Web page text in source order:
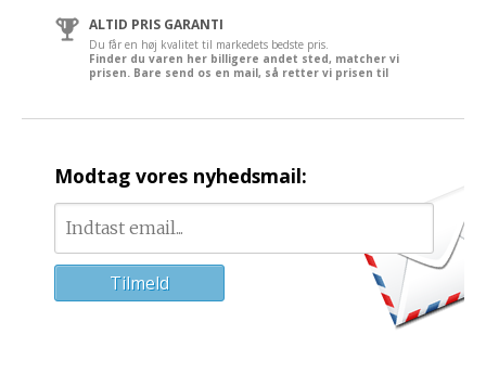
ALTID PRIS GARANTI
Du får en høj kvalitet til markedets bedste pris.
Finder du varen her billigere andet sted, matcher vi
prisen. Bare send os en mail, så retter vi prisen til
Modtag vores nyhedsmail: